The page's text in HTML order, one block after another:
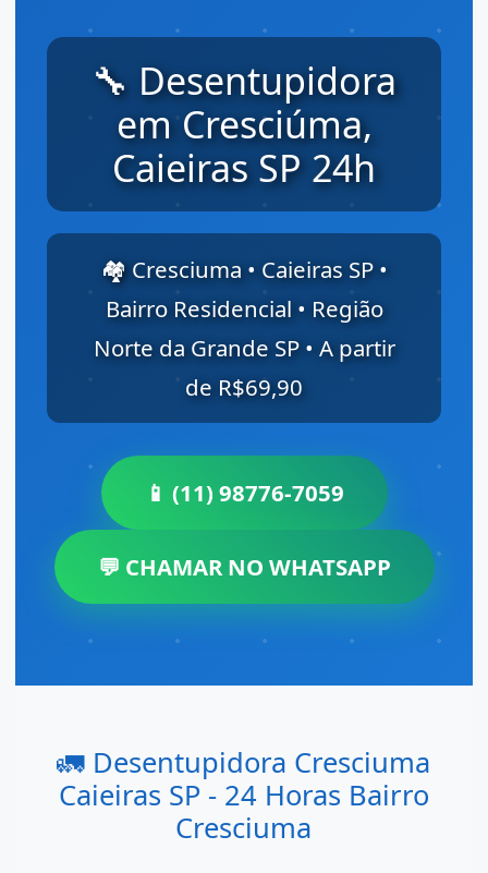
🔧 Desentupidora
em Cresciúma,
Caieiras SP 24h
🏘️ Cresciuma • Caieiras SP •
Bairro Residencial • Região
Norte da Grande SP • A partir
de R$69,90
📱 (11) 98776-7059
💬 CHAMAR NO WHATSAPP
🚛 Desentupidora Cresciuma
Caieiras SP - 24 Horas Bairro
Cresciuma